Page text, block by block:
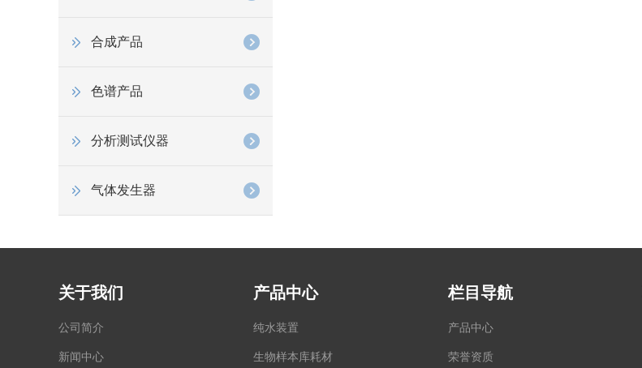
合成产品
色谱产品
分析测试仪器
气体发生器
关于我们
公司简介
新闻中心
产品中心
纯水装置
生物样本库耗材
栏目导航
产品中心
荣誉资质